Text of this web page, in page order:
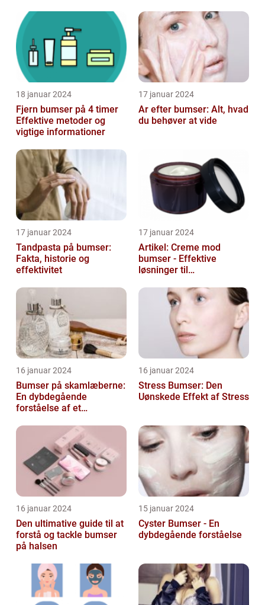
18 januar 2024
Fjern bumser på 4 timer
Effektive metoder og
vigtige informationer
17 januar 2024
Ar efter bumser: Alt, hvad
du behøver at vide
17 januar 2024
Tandpasta på bumser:
Fakta, historie og
effektivitet
17 januar 2024
Artikel: Creme mod
bumser - Effektive
løsninger til
16 januar 2024
Bumser på skamlæberne:
En dybdegående
forståelse af et
16 januar 2024
Stress Bumser: Den
Uønskede Effekt af Stress
16 januar 2024
Den ultimative guide til at
forstå og tackle bumser
på halsen
15 januar 2024
Cyster Bumser - En
dybdegående forståelse